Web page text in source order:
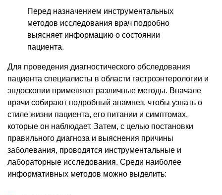
Перед назначением инструментальных
методов исследования врач подробно
выясняет информацию о состоянии
пациента.
Для проведения диагностического обследования
пациента специалисты в области гастроэнтерологии и
эндоскопии применяют различные методы. Вначале
врачи собирают подробный анамнез, чтобы узнать о
стиле жизни пациента, его питании и симптомах,
которые он наблюдает. Затем, с целью постановки
правильного диагноза и выяснения причины
заболевания, проводятся инструментальные и
лабораторные исследования. Среди наиболее
информативных методов можно выделить: